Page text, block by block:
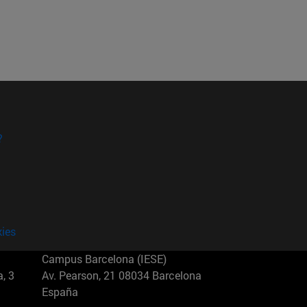
3
Campus Barcelona (IESE)
Av. Pearson, 21 08034 Barcelona
España